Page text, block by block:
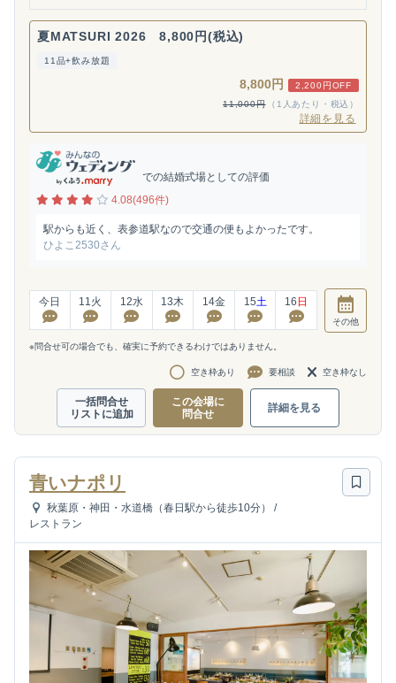
夏MATSURI 2026 8,800円(税込)
11品+飲み放題
8,800円
2,200円OFF
11,000円
（1人あたり・税込）
詳細を見る
での結婚式場としての評価
4.08(496件)
駅からも近く、表参道駅なので交通の便もよかったです。
ひよこ2530さん
今日 11火 12水 13木 14金 15土 16 日
その他
※問合せ可の場合でも、確実に予約できるわけではありません。
空き枠あり 要相談 空き枠なし
一括問合せ
リストに追加
この会場に
問合せ
詳細を見る
青いナポリ
秋葉原・神田・水道橋（春日駅から徒歩10分）
/
レストラン